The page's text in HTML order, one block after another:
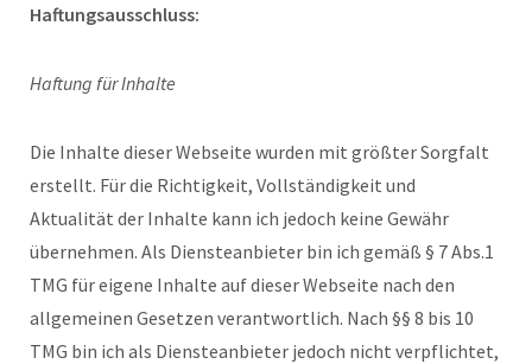
Haftungsausschluss:
Haftung für Inhalte
Die Inhalte dieser Webseite wurden mit größter Sorgfalt
erstellt. Für die Richtigkeit, Vollständigkeit und
Aktualität der Inhalte kann ich jedoch keine Gewähr
übernehmen. Als Diensteanbieter bin ich gemäß § 7 Abs.1
TMG für eigene Inhalte auf dieser Webseite nach den
allgemeinen Gesetzen verantwortlich. Nach §§ 8 bis 10
TMG bin ich als Diensteanbieter jedoch nicht verpflichtet,